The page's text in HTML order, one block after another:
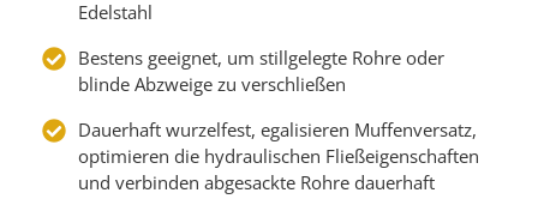
Edelstahl
Bestens geeignet, um stillgelegte Rohre oder
blinde Abzweige zu verschließen
Dauerhaft wurzelfest, egalisieren Muffenversatz,
optimieren die hydraulischen Fließeigenschaften
und verbinden abgesackte Rohre dauerhaft